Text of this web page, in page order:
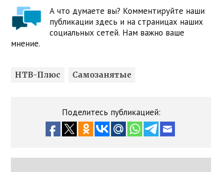
А что думаете вы? Комментируйте наши
публикации здесь и на страницах наших
социальных сетей. Нам важно ваше
мнение.
НТВ-Плюс Самозанятые
Поделитесь публикацией: